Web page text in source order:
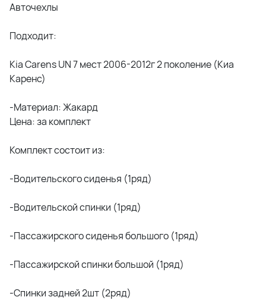
Авточехлы
Подходит:
Kia Carens UN 7 мест 2006-2012г 2 поколение (Киа
Каренс)
-Материал: Жакард
Цена: за комплект
Комплект состоит из:
-Водительского сиденья (1ряд)
-Водительской спинки (1ряд)
-Пассажирского сиденья большого (1ряд)
-Пассажирской спинки большой (1ряд)
-Спинки задней 2шт (2ряд)